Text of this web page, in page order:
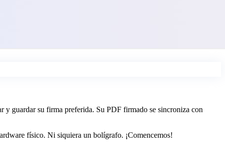
y guardar su firma preferida. Su PDF firmado se sincroniza con
físico. Ni siquiera un bolígrafo. ¡Comencemos!